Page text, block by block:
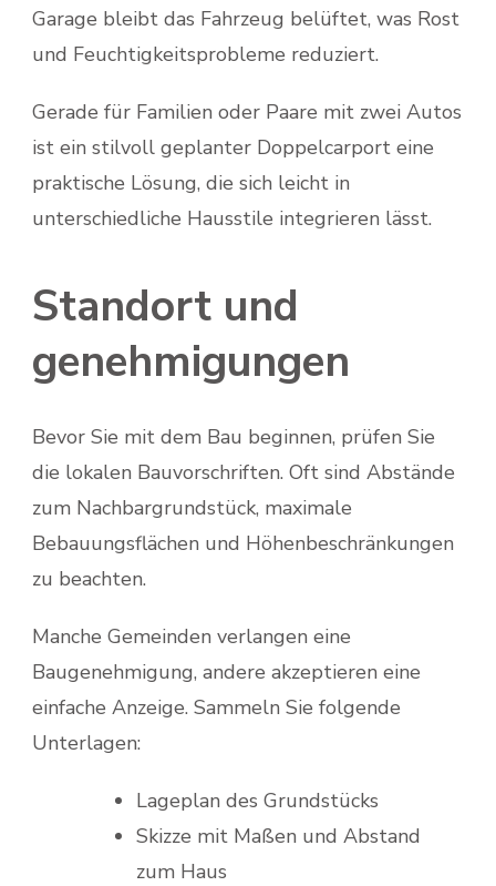
Garage bleibt das Fahrzeug belüftet, was Rost
und Feuchtigkeitsprobleme reduziert.
Gerade für Familien oder Paare mit zwei Autos
ist ein stilvoll geplanter Doppelcarport eine
praktische Lösung, die sich leicht in
unterschiedliche Hausstile integrieren lässt.
Standort und
genehmigungen
Bevor Sie mit dem Bau beginnen, prüfen Sie
die lokalen Bauvorschriften. Oft sind Abstände
zum Nachbargrundstück, maximale
Bebauungsflächen und Höhenbeschränkungen
zu beachten.
Manche Gemeinden verlangen eine
Baugenehmigung, andere akzeptieren eine
einfache Anzeige. Sammeln Sie folgende
Unterlagen:
Lageplan des Grundstücks
Skizze mit Maßen und Abstand
zum Haus